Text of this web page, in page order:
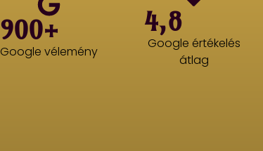
900+
Google vélemény
4,8
Google értékelés
átlag